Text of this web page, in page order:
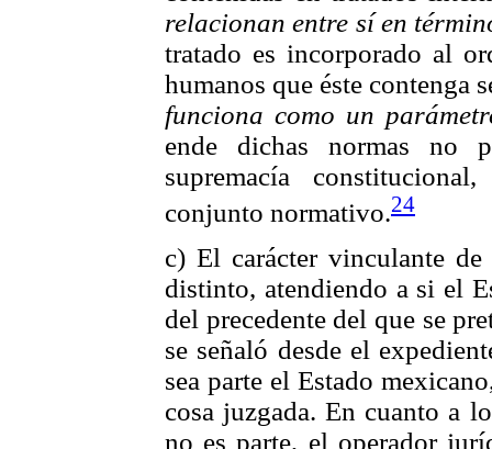
relacionan entre sí en
tratado es incorporado al
humanos que éste contenga
funciona como un
ende dichas normas no
supremacía
conjunto normativo.24
c) El carácter vinculante de
distinto, atendiendo a si el
del precedente del que se
se señaló desde el
sea parte el Estado
cosa juzgada. En cuanto a
no es parte, el operador